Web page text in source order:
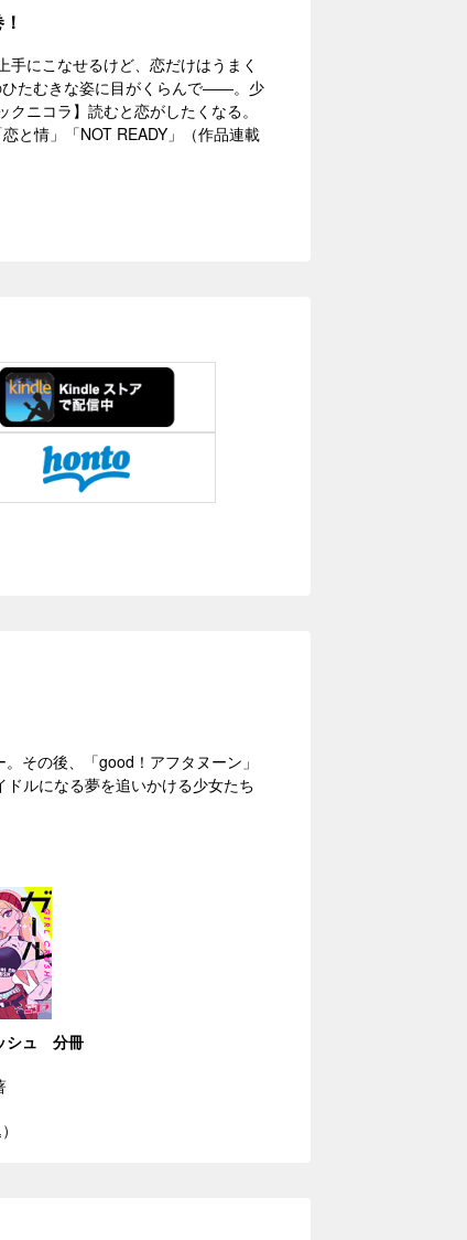
にこなせるけど、恋だけはうまく
ひたむきな姿に目がくらんで――。少
ニコラ】読むと恋がしたくなる。
と情」「NOT READY」（作品連載
その後、「good！アフタヌーン」
ドルになる夢を追いかける少女たち
シュ 分冊